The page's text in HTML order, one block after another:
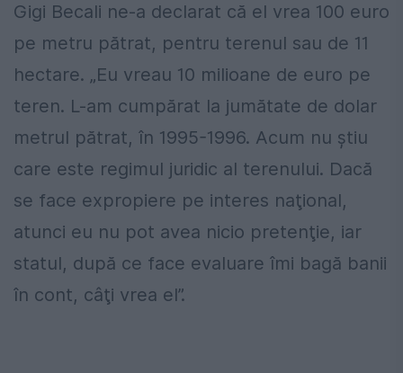
Gigi Becali ne-a declarat că el vrea 100 euro
pe metru pătrat, pentru terenul sau de 11
hectare. „Eu vreau 10 milioane de euro pe
teren. L-am cumpărat la jumătate de dolar
metrul pătrat, în 1995-1996. Acum nu ştiu
care este regimul juridic al terenului. Dacă
se face expropiere pe interes naţional,
atunci eu nu pot avea nicio pretenţie, iar
statul, după ce face evaluare îmi bagă banii
în cont, câţi vrea el”.